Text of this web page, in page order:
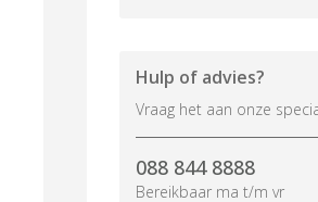
Hulp of advies?
Vraag het aan onze
088 844 8888
Bereikbaar ma t/m vr